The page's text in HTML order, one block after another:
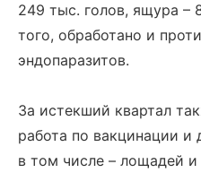
249 тыс. голов, ящура –
того, обработано и
эндопаразитов.
За истекший квартал
работа по вакцинации и
в том числе – лощадей и